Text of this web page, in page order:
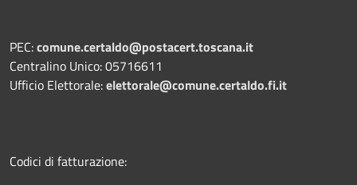
PEC:comune.certaldo@postacert.toscana.it
Centralino Unico: 05716611
Ufficio Elettorale:elettorale@comune.certaldo.fi.it
Codici di fatturazione: